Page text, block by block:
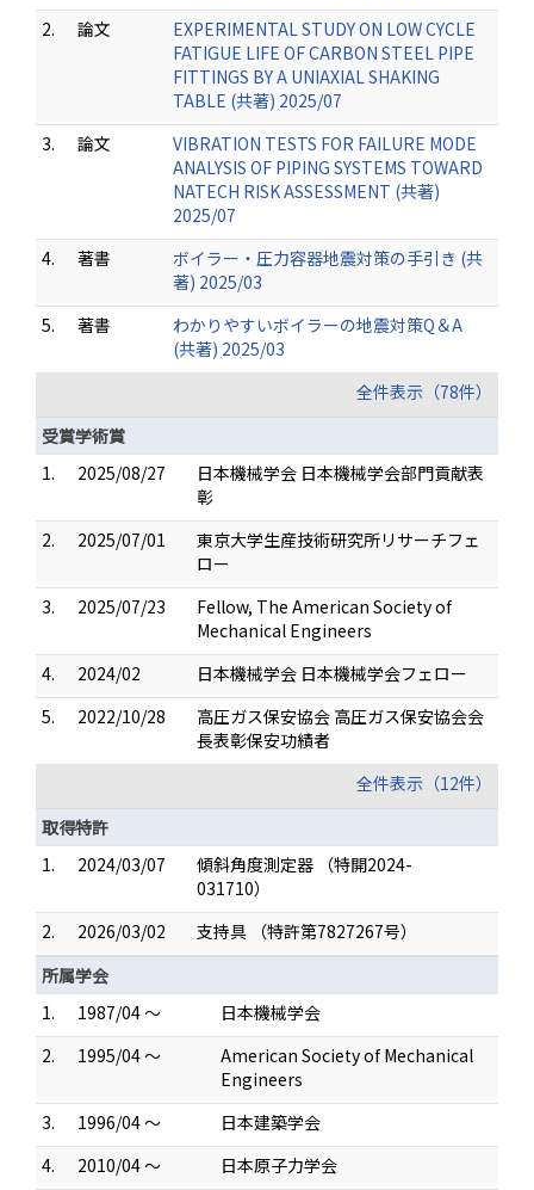
2.
論文
EXPERIMENTAL STUDY ON LOW CYCLE
FATIGUE LIFE OF CARBON STEEL PIPE
FITTINGS BY A UNIAXIAL SHAKING
TABLE (共著) 2025/07
3.
論文
VIBRATION TESTS FOR FAILURE MODE
ANALYSIS OF PIPING SYSTEMS TOWARD
NATECH RISK ASSESSMENT (共著)
2025/07
4.
著書
ボイラー・圧力容器地震対策の手引き (共
著) 2025/03
5.
著書
わかりやすいボイラーの地震対策Q＆A
(共著) 2025/03
全件表示（78件）
受賞学術賞
1.
2025/08/27
日本機械学会 日本機械学会部門貢献表
彰
2.
2025/07/01
東京大学生産技術研究所リサーチフェ
ロー
3.
2025/07/23
Fellow, The American Society of
Mechanical Engineers
4.
2024/02
日本機械学会 日本機械学会フェロー
5.
2022/10/28
高圧ガス保安協会 高圧ガス保安協会会
長表彰保安功績者
全件表示（12件）
取得特許
1.
2024/03/07
傾斜角度測定器 （特開2024-
031710）
2.
2026/03/02
支持具 （特許第7827267号）
所属学会
1.
1987/04 ～
日本機械学会
2.
1995/04 ～
American Society of Mechanical
Engineers
3.
1996/04 ～
日本建築学会
4.
2010/04 ～ 日本原子力学会